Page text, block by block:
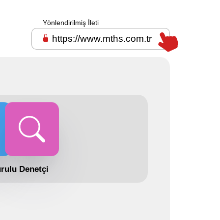
https://www.mths.com.tr
Yönlendirilmiş İleti
Denetçi